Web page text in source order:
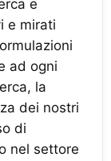
e
e mirati
ad ogni
la
dei nostri
di
nel settore